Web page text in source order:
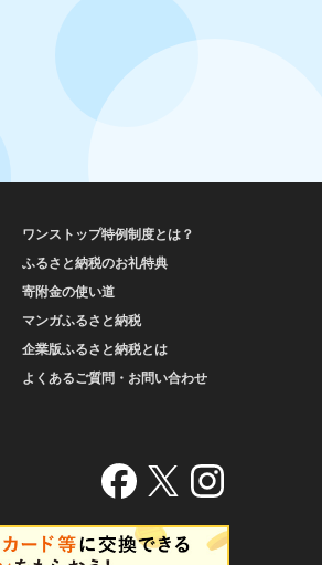
ワンストップ特例制度とは？
ふるさと納税のお礼特典
寄附金の使い道
マンガふるさと納税
企業版ふるさと納税とは
よくあるご質問・お問い合わせ